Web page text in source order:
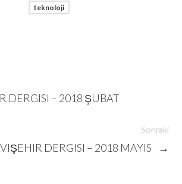
teknoloji
DERGISI – 2018 ŞUBAT
Sonraki
DERGISI – 2018 MAYIS →